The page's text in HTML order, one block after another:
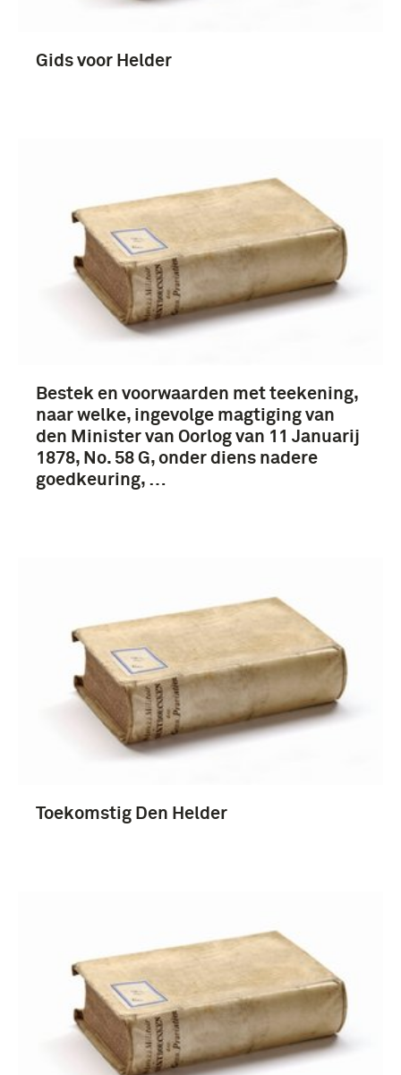
Gids voor Helder
Bestek en voorwaarden met teekening,
naar welke, ingevolge magtiging van
den Minister van Oorlog van 11 Januarij
1878, No. 58 G, onder diens nadere
goedkeuring, …
Toekomstig Den Helder